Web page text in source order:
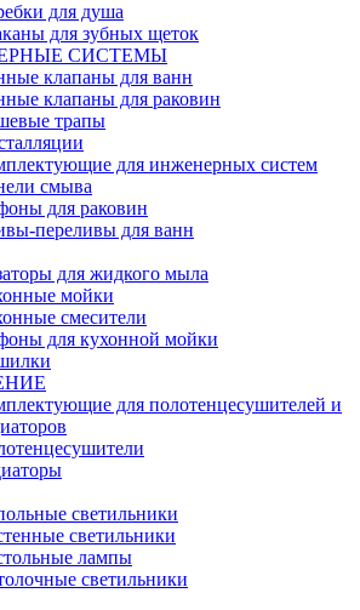
для душа
для зубных щеток
СИСТЕМЫ
клапаны для ванн
клапаны для раковин
трапы
для инженерных систем
смыва
для раковин
переливы для ванн
для жидкого мыла
мойки
смесители
для кухонной мойки
для полотенцесушителей и
светильники
светильники
лампы
светильники